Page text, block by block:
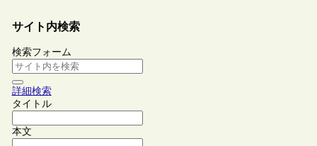
サイト内検索
検索フォーム
詳細検索
タイトル
本文